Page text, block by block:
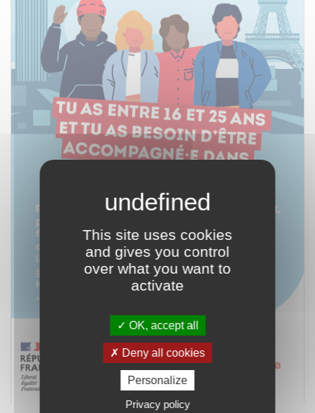
This site uses cookies
and gives you control
over what you want to
activate
OK, accept all
Deny all cookies
Personalize
Privacy policy